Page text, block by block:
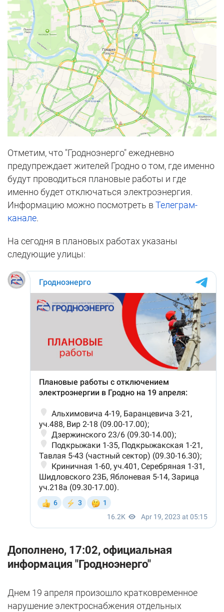
Отметим, что "Гродноэнерго" ежедневно
предупреждает жителей Гродно о том, где именно
будут проводиться плановые работы и где
именно будет отключаться электроэнергия.
Информацию можно посмотреть в Телеграм-
канале.
На сегодня в плановых работах указаны
следующие улицы:
Дополнено, 17:02, официальная
информация "Гродноэнерго"
Днем 19 апреля произошло кратковременное
нарушение электроснабжения отдельных